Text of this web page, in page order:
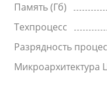
Память (Гб)
Техпроцесс
Разрядность
Микроархитектура